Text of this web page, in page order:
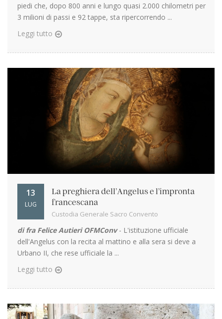
piedi che, dopo 800 anni e lungo quasi 2.000 chilometri per
3 milioni di passi e 92 tappe, sta ripercorrendo ...
Leggi tutto
13
LUG
La preghiera dell’Angelus e l’impronta
francescana
Custodia Generale Sacro Convento
di fra Felice Autieri OFMConv- L'istituzione ufficiale
dell'Angelus con la recita al mattino e alla sera si deve a
Urbano II, che rese ufficiale la ...
Leggi tutto